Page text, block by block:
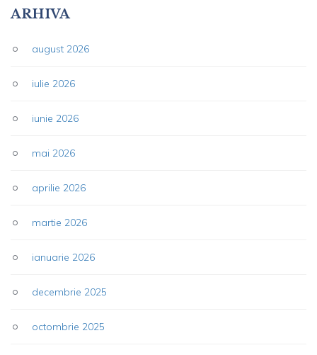
ARHIVA
august 2026
iulie 2026
iunie 2026
mai 2026
aprilie 2026
martie 2026
ianuarie 2026
decembrie 2025
octombrie 2025